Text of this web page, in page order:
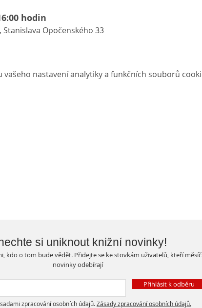
hodin
Opočenského 33
vašeho nastavení analytiky a funkčních souborů
si uniknout knižní novinky!
kdo o tom bude vědět. Přidejte se ke stovkám uživatelů, kteří
novinky odebírají
Přihlásit k odběru
zpracování osobních údajů.Zásady zpracování osobních údajů.